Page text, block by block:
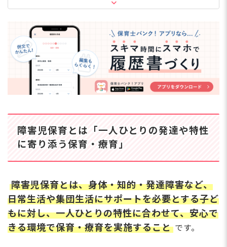
知的障がい（知的発達症）
【 保育園の障害児保育】加配保育士と配置基準
加配保育士とは
加配保育士の役割と配慮
配置基準と加配の目安
障害児保育で保育士が大切にしたいこと
その子を知ることから始める
保護者との信頼関係を丁寧に築く
一人で抱え込まず、チームで支え合う
障害児保育に必要な資格は？保育士の他に役立つ
障害児保育を学べる本「図解でわかる発達障害」
がおすすめ
障害児保育の課題は「保育士の専門性を高める難
しさ」と「加配保育士の確保」
専門知識を持つ保育士の不足
障害児保育とは「一人ひとりの発達や特性
に寄り添う保育・療育」
障害児保育とは、身体・知的・発達障害など、
日常生活や集団生活にサポートを必要とする子ど
もに対し、一人ひとりの特性に合わせて、安心で
きる環境で保育・療育を実施すること です。